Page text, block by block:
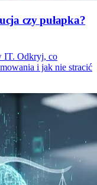
czy pułapka?
IT. Odkryj, co
i jak nie stracić